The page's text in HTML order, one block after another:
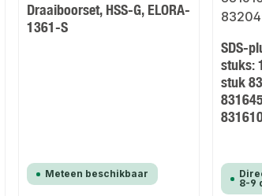
Draaiboorset, HSS-G, ELORA-
1361-S
Meteen beschikbaar
SDS-
stuks:
stuk
8-9